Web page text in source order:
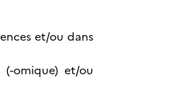
et/ou dans
omique) et/ou